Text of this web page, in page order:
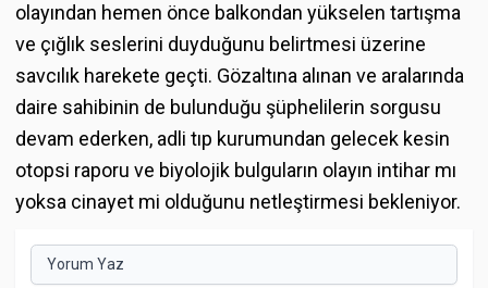
olayından hemen önce balkondan yükselen tartışma
ve çığlık seslerini duyduğunu belirtmesi üzerine
savcılık harekete geçti. Gözaltına alınan ve aralarında
daire sahibinin de bulunduğu şüphelilerin sorgusu
devam ederken, adli tıp kurumundan gelecek kesin
otopsi raporu ve biyolojik bulguların olayın intihar mı
yoksa cinayet mi olduğunu netleştirmesi bekleniyor.
Yorum Yaz